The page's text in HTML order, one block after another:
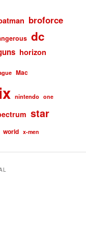
broforce
dc
horizon
Mac
nintendo one
star
world x-men